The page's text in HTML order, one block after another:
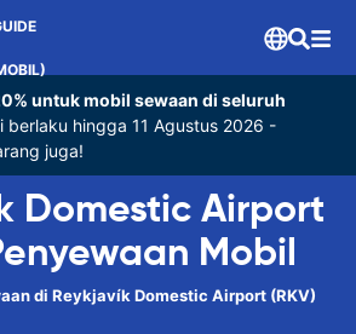
untuk mobil sewaan di seluruh
berlaku hingga 11 Agustus 2026 -
juga!
Domestic Airport
Mobil
di Reykjavík Domestic Airport (RKV)